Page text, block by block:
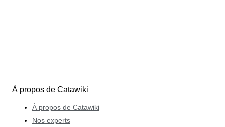
À propos de Catawiki
À propos de Catawiki
Nos experts